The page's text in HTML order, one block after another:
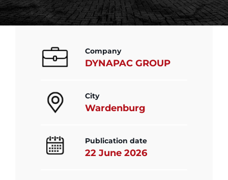
Company
DYNAPAC GROUP
City
Wardenburg
Publication date
22 June 2026